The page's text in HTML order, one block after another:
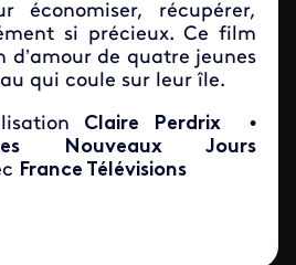
économiser, récupérer,
si précieux. Ce film
d’amour de quatre jeunes
qui coule sur leur île.
Claire Perdrix
•
Nouveaux Jours
France Télévisions